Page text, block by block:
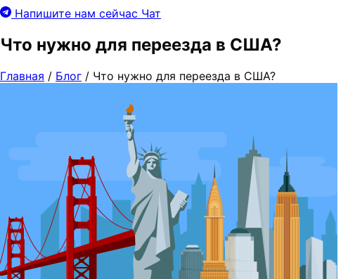
Напишите нам сейчас Чат
Что нужно для переезда в США?
Главная / Блог / Что нужно для переезда в США?